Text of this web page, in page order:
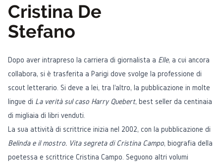
Cristina De
Stefano
Dopo aver intrapreso la carriera di giornalista a Elle, a cui ancora
collabora, si è trasferita a Parigi dove svolge la professione di
scout letterario. Si deve a lei, tra l'altro, la pubblicazione in molte
lingue di La verità sul caso Harry Quebert, best seller da centinaia
di migliaia di libri venduti.
La sua attività di scrittrice inizia nel 2002, con la pubblicazione di
Belinda e il mostro. Vita segreta di Cristina Campo, biografia della
poetessa e scrittrice Cristina Campo. Seguono altri volumi